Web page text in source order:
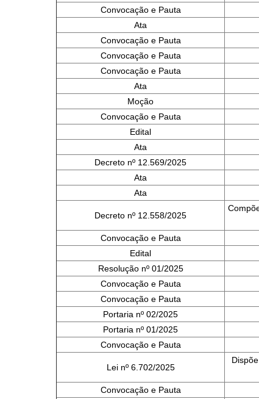
Convocação e Pauta
Ata
Convocação e Pauta
Convocação e Pauta
Convocação e Pauta
Ata
Moção
Convocação e Pauta
Edital
Ata
Decreto nº 12.569/2025
Ata
Ata
Decreto nº 12.558/2025
Convocação e Pauta
Edital
Resolução nº 01/2025
Convocação e Pauta
Convocação e Pauta
Portaria nº 02/2025
Portaria nº 01/2025
Convocação e Pauta
Lei nº 6.702/2025
Convocação e Pauta